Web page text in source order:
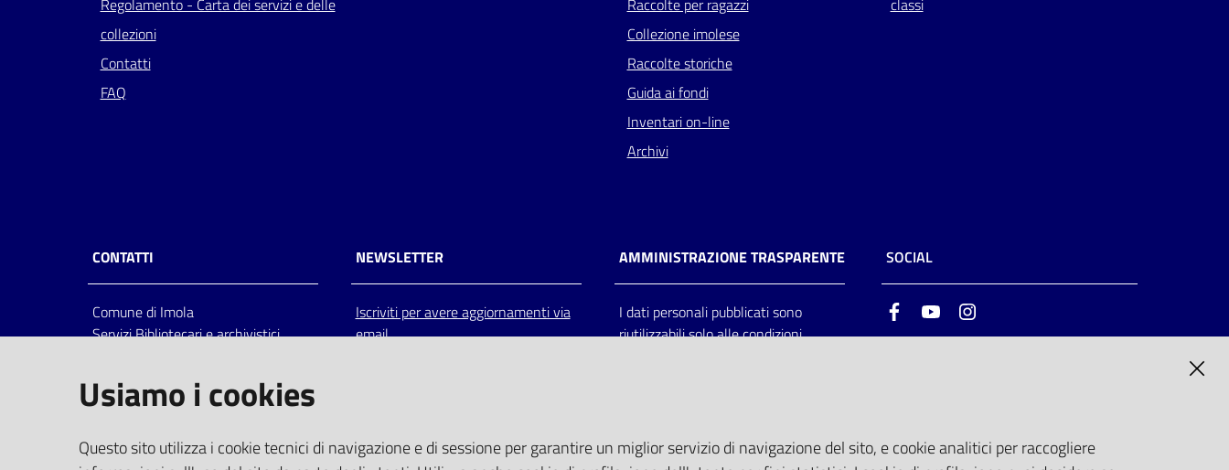
Regolamento - Carta dei servizi e delle
collezioni
Contatti
FAQ
Raccolte per ragazzi
Collezione imolese
Raccolte storiche
Guida ai fondi
Inventari on-line
Archivi
classi
CONTATTI
Comune di Imola
Servizi Bibliotecari e archivistici
Italia
centralino: tel 0542.6026.36 fax
bim@comune.imola.bo.it
PEC
NEWSLETTER
Iscriviti per avere aggiornamenti via
email
AMMINISTRAZIONE TRASPARENTE
I dati personali pubblicati sono
riutilizzabili solo alle condizioni
SOCIAL
FacebookYoutube
Usiamo i cookies
Questo sito utilizza i cookie tecnici di navigazione e di sessione per garantire un miglior servizio di navigazione del sito, e cookie analitici per raccogliere